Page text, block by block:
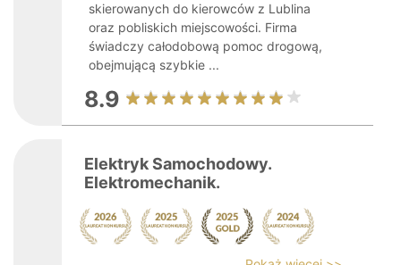
skierowanych do kierowców z Lublina
oraz pobliskich miejscowości. Firma
świadczy całodobową pomoc drogową,
obejmującą szybkie ...
8.9
Elektryk Samochodowy.
Elektromechanik.